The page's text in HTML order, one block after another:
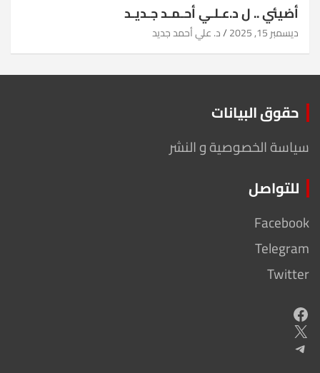
أضيئي .. ل د.عـلـي أحـمـد جـديـد
ديسمبر 15, 2025 د. علي أحمد جديد
حقوق البيانات
سياسة الخصوصية و النشر
للتواصل
Facebook
Telegram
Twitter
Facebook
X
Telegram